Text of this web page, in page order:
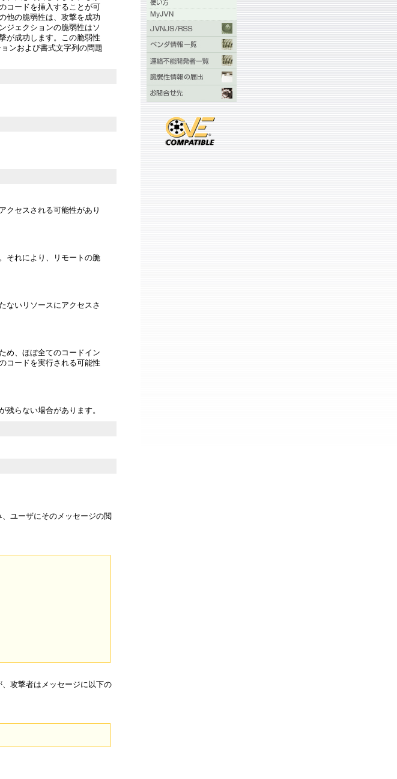
コードを挿入することが可
他の脆弱性は、攻撃を成功
ジェクションの脆弱性はソ
が成功します。この脆弱性
ンおよび書式文字列の問題
クセスされる可能性があり
それにより、リモートの脆
ないリソースにアクセスさ
め、ほぼ全てのコードイン
コードを実行される可能性
らない場合があります。
ユーザにそのメッセージの閲
攻撃者はメッセージに以下の